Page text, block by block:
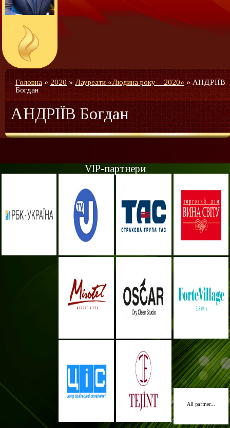
Головна »2020»Лауреати «Людина року – 2020»»АНДРІЇВ
Богдан
АНДРІЇВ Богдан
VIP-партнери
All partner...